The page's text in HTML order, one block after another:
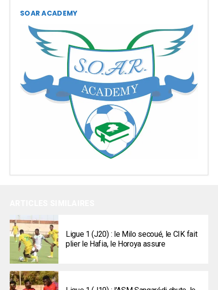
SOAR ACADEMY
Ligue 1 (J20) : le Milo secoué, le CIK fait
plier le Hafia, le Horoya assure